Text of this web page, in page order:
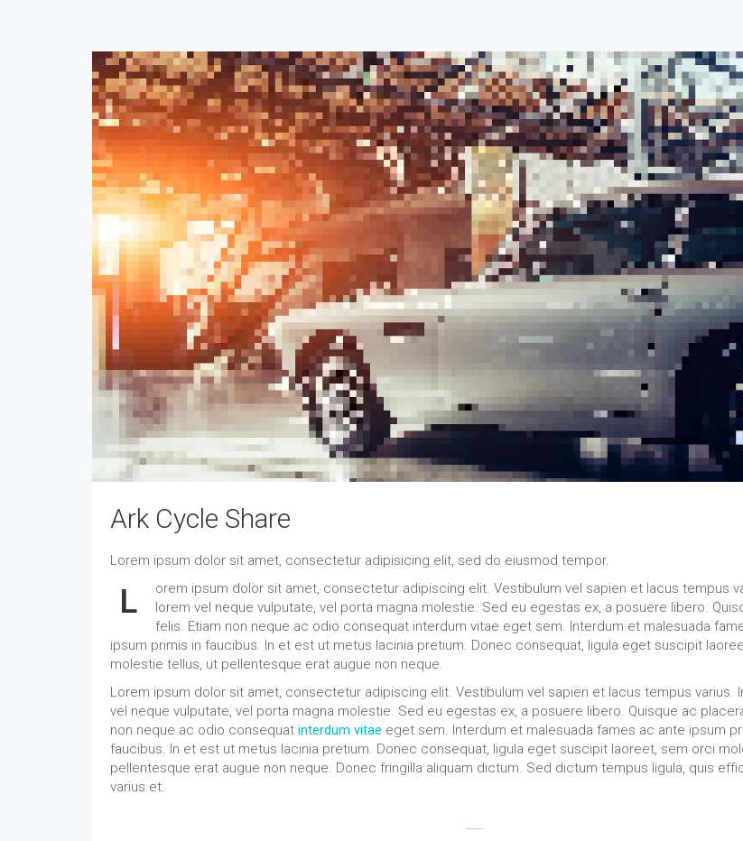
Ark Cycle Share
Lorem ipsum dolor sit amet, consectetur adipisicing elit, sed do eiusmod tempor.
L
orem ipsum dolor sit amet, consectetur adipiscing elit. Vestibulum vel sapien et lacus tempus
lorem vel neque vulputate, vel porta magna molestie. Sed eu egestas ex, a posuere libero.
felis. Etiam non neque ac odio consequat interdum vitae eget sem. Interdum et malesuada
ipsum primis in faucibus. In et est ut metus lacinia pretium. Donec consequat, ligula eget suscipit
molestie tellus, ut pellentesque erat augue non neque.
Lorem ipsum dolor sit amet, consectetur adipiscing elit. Vestibulum vel sapien et lacus tempus varius.
vel neque vulputate, vel porta magna molestie. Sed eu egestas ex, a posuere libero. Quisque ac
non neque ac odio consequat interdum vitae eget sem. Interdum et malesuada fames ac ante ipsum
faucibus. In et est ut metus lacinia pretium. Donec consequat, ligula eget suscipit laoreet, sem orci
pellentesque erat augue non neque. Donec fringilla aliquam dictum. Sed dictum tempus ligula, quis
varius et.